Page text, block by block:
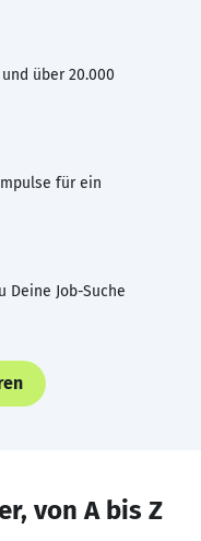
über 20.000
für ein
Deine Job-Suche
von A bis Z